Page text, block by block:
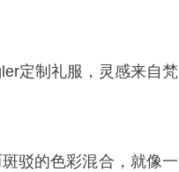
定制礼服，灵感来自梵
驳的色彩混合，就像一